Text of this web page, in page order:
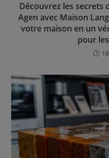
Découvrez les secrets
Agen avec Maison
votre maison en un
pour